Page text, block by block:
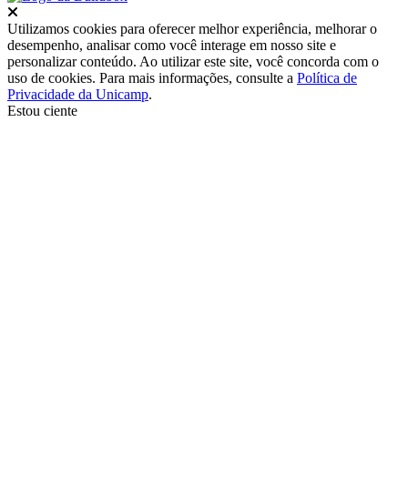
Utilizamos cookies para oferecer melhor experiência, melhorar o
desempenho, analisar como você interage em nosso site e
personalizar conteúdo. Ao utilizar este site, você concorda com o
uso de cookies. Para mais informações, consulte a Política de
Privacidade da Unicamp.
Estou ciente